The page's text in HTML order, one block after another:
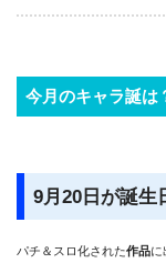
今月のキャラ誕は
9月20日が誕生
パチ＆スロ化された作品に